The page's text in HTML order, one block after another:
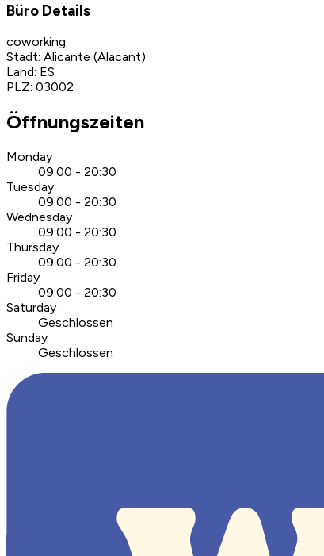
Büro Details
coworking
Stadt: Alicante (Alacant)
Land: ES
PLZ: 03002
Öffnungszeiten
Monday
09:00 - 20:30
Tuesday
09:00 - 20:30
Wednesday
09:00 - 20:30
Thursday
09:00 - 20:30
Friday
09:00 - 20:30
Saturday
Geschlossen
Sunday
Geschlossen